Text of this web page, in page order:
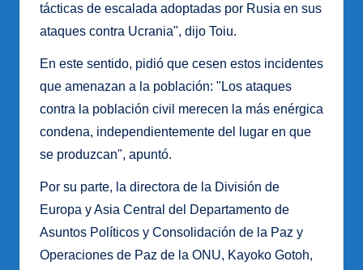
tácticas de escalada adoptadas por Rusia en sus
ataques contra Ucrania", dijo Toiu.
En este sentido, pidió que cesen estos incidentes
que amenazan a la población: "Los ataques
contra la población civil merecen la más enérgica
condena, independientemente del lugar en que
se produzcan", apuntó.
Por su parte, la directora de la División de
Europa y Asia Central del Departamento de
Asuntos Políticos y Consolidación de la Paz y
Operaciones de Paz de la ONU, Kayoko Gotoh,